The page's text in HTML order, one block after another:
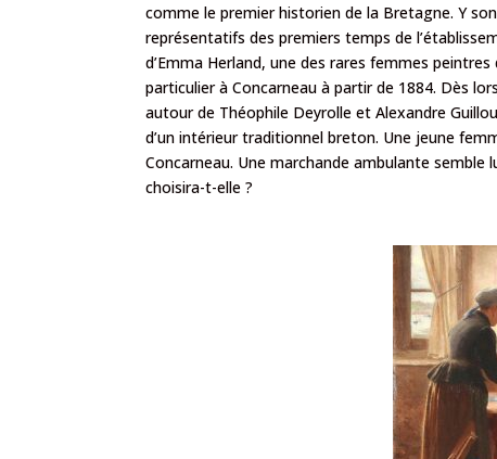
comme le premier historien de la Bretagne. Y
représentatifs des premiers temps de
d’Emma Herland, une des rares femmes
particulier à Concarneau à partir de 1884. Dès
autour de Théophile Deyrolle et Alexandre
d’un intérieur traditionnel breton. Une jeune
Concarneau. Une marchande ambulante
choisira-t-elle ?